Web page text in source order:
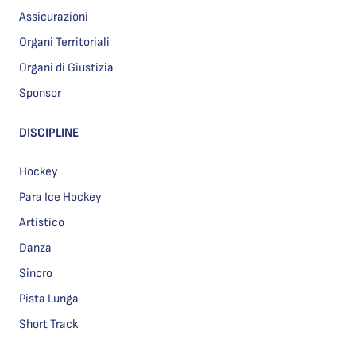
Assicurazioni
Organi Territoriali
Organi di Giustizia
Sponsor
DISCIPLINE
Hockey
Para Ice Hockey
Artistico
Danza
Sincro
Pista Lunga
Short Track